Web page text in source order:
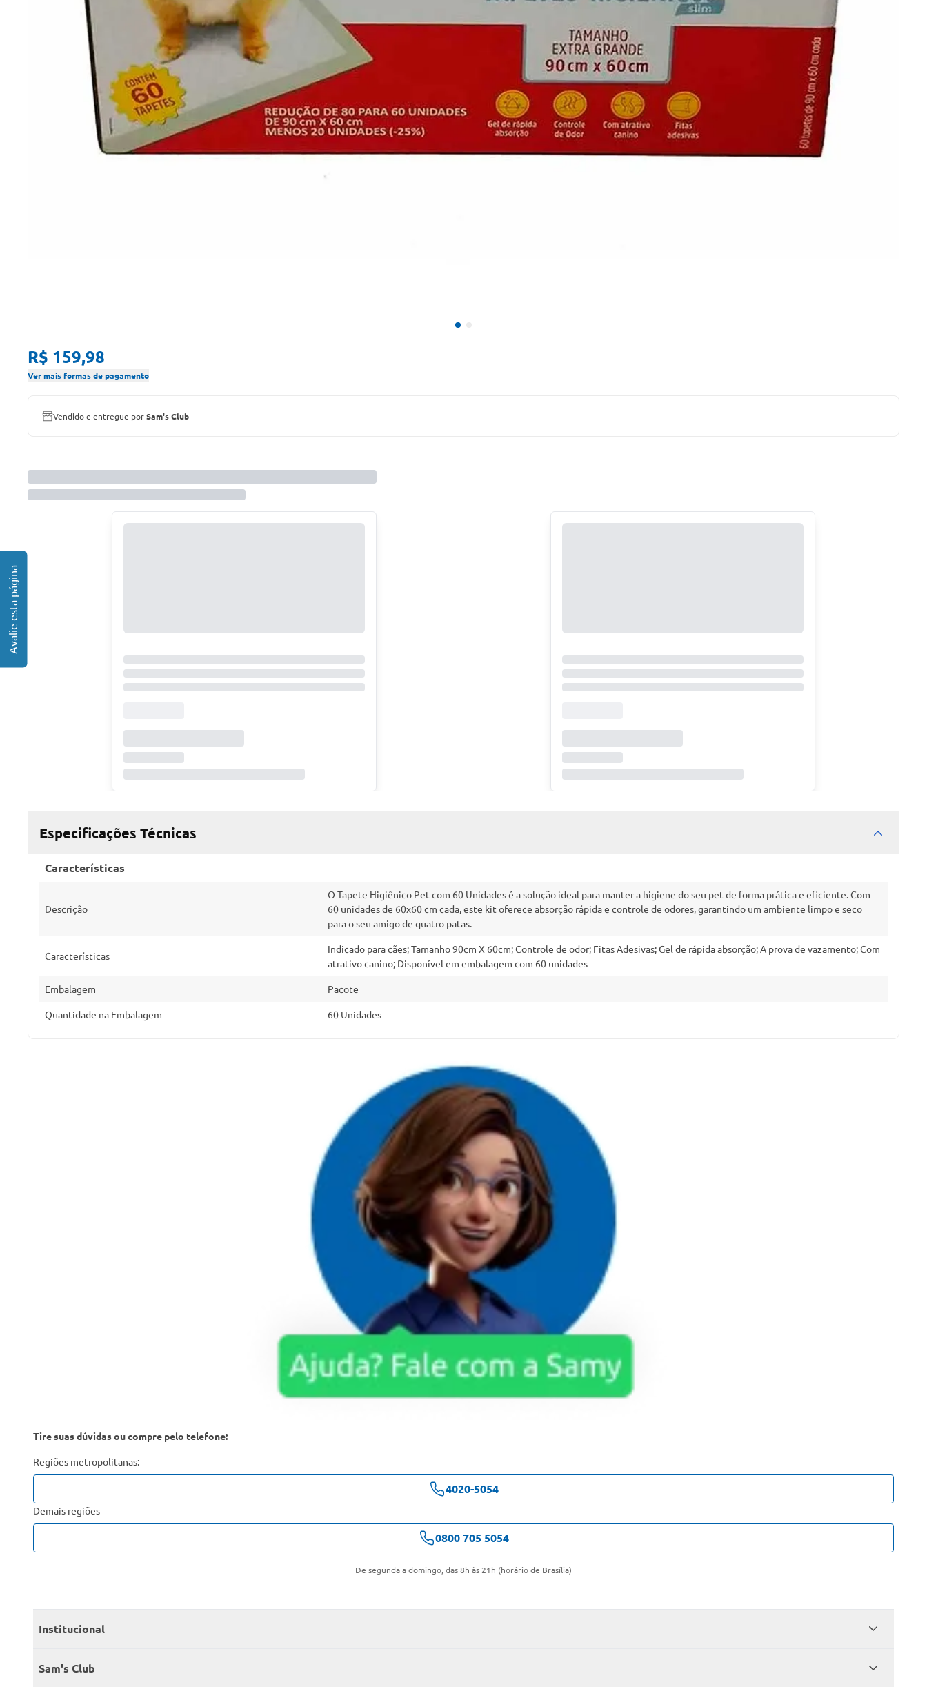
R$ 159,98
Ver mais formas de pagamento
Vendido e entregue porSam's Club
Especificações Técnicas
Características
Descrição
O Tapete Higiênico Pet com 60 Unidades é a solução ideal para manter a higiene do seu pet de forma prática e eficiente. Com
60 unidades de 60x60 cm cada, este kit oferece absorção rápida e controle de odores, garantindo um ambiente limpo e seco
para o seu amigo de quatro patas.
Características
Indicado para cães; Tamanho 90cm X 60cm; Controle de odor; Fitas Adesivas; Gel de rápida absorção; A prova de vazamento; Com
atrativo canino; Disponível em embalagem com 60 unidades
Embalagem Pacote
Quantidade na Embalagem 60 Unidades
Tire suas dúvidas ou compre pelo telefone:
Regiões metropolitanas:
4020-5054
Demais regiões
0800 705 5054
De segunda a domingo, das 8h às 21h (horário de Brasília)
Institucional
Quem somos
Sam's Club